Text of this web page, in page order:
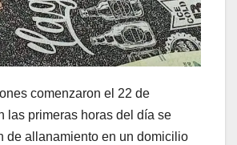
comenzaron el 22 de
las primeras horas del día se
de allanamiento en un domicilio